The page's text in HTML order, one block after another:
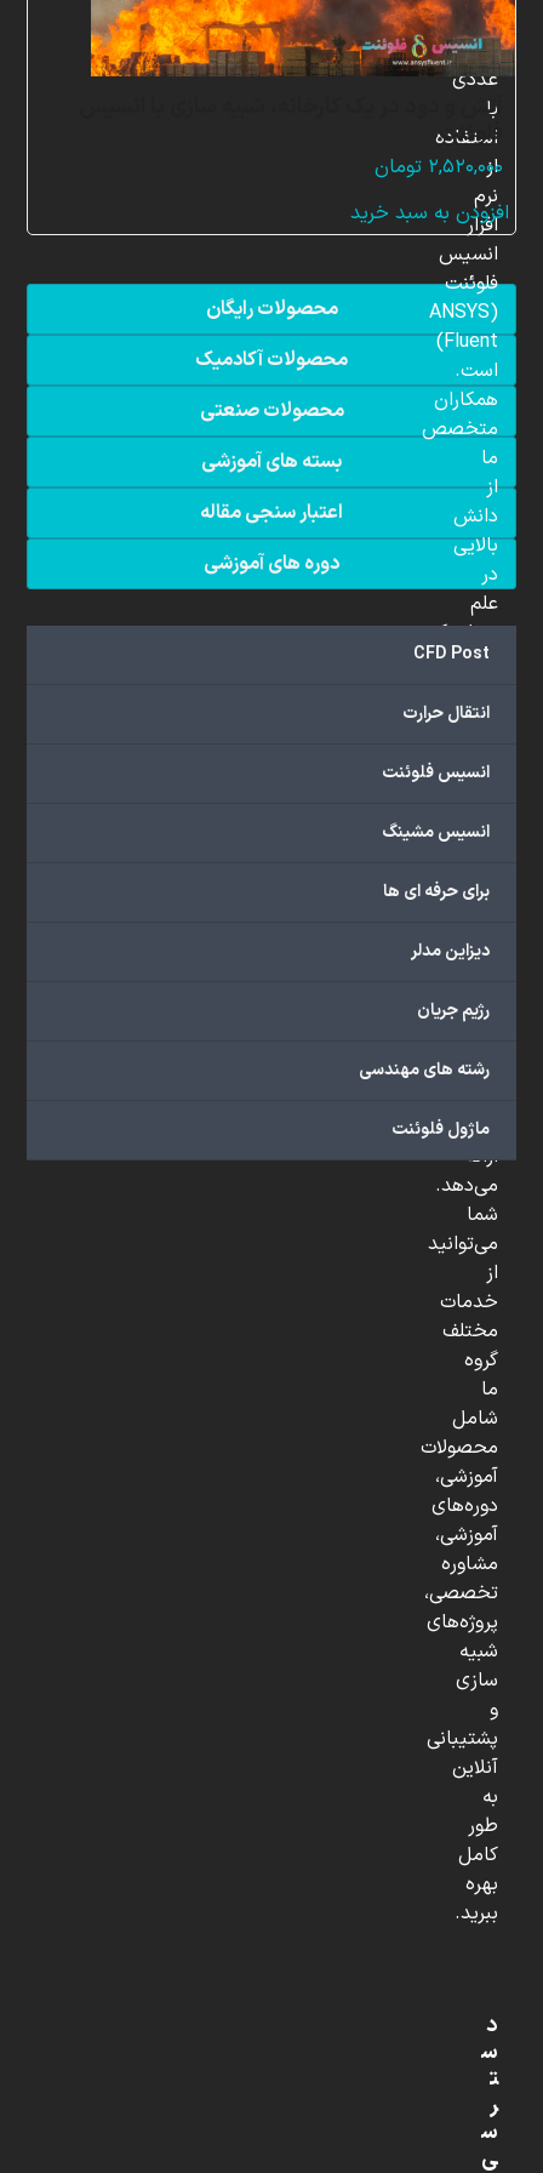
آتش و دود در یک کارخانه، شبیه سازی با انسیس
فلوئنت
۲,۵۲۰,۰۰۰ تومان
افزودن به سبد خرید
محصولات رایگان
محصولات آکادمیک
محصولات صنعتی
بسته های آموزشی
اعتبار سنجی مقاله
دوره های آموزشی
CFD Post
انتقال حرارت
انسیس فلوئنت
انسیس مشینگ
برای حرفه ای ها
دیزاین مدلر
رژیم جریان
رشته های مهندسی
ماژول فلوئنت
شبیه
سازی
عددی
با
استفاده
از
نرم
افزار
انسیس
فلوئنت
(ANSYS
Fluent)
است.
همکاران
متخصص
ما
از
دانش
بالایی
در
علم
دینامیک
سیالات
(CFD)
هستند.
ما
گسترده‌ای
با
دانشگاهی،
صنعتی
...
ارائه
می‌دهد.
شما
می‌توانید
از
خدمات
مختلف
گروه
ما
شامل
محصولات
آموزشی،
دوره‌های
آموزشی،
مشاوره
تخصصی،
پروژه‌های
شبیه
سازی
و
پشتیبانی
آنلاین
به
طور
کامل
بهره
ببرید.
د
س
ت
ر
س
ی